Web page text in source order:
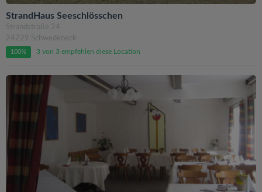
StrandHaus Seeschlösschen
Strandstraße 24
24229 Schwedeneck
100% 3 von 3 empfehlen diese Location